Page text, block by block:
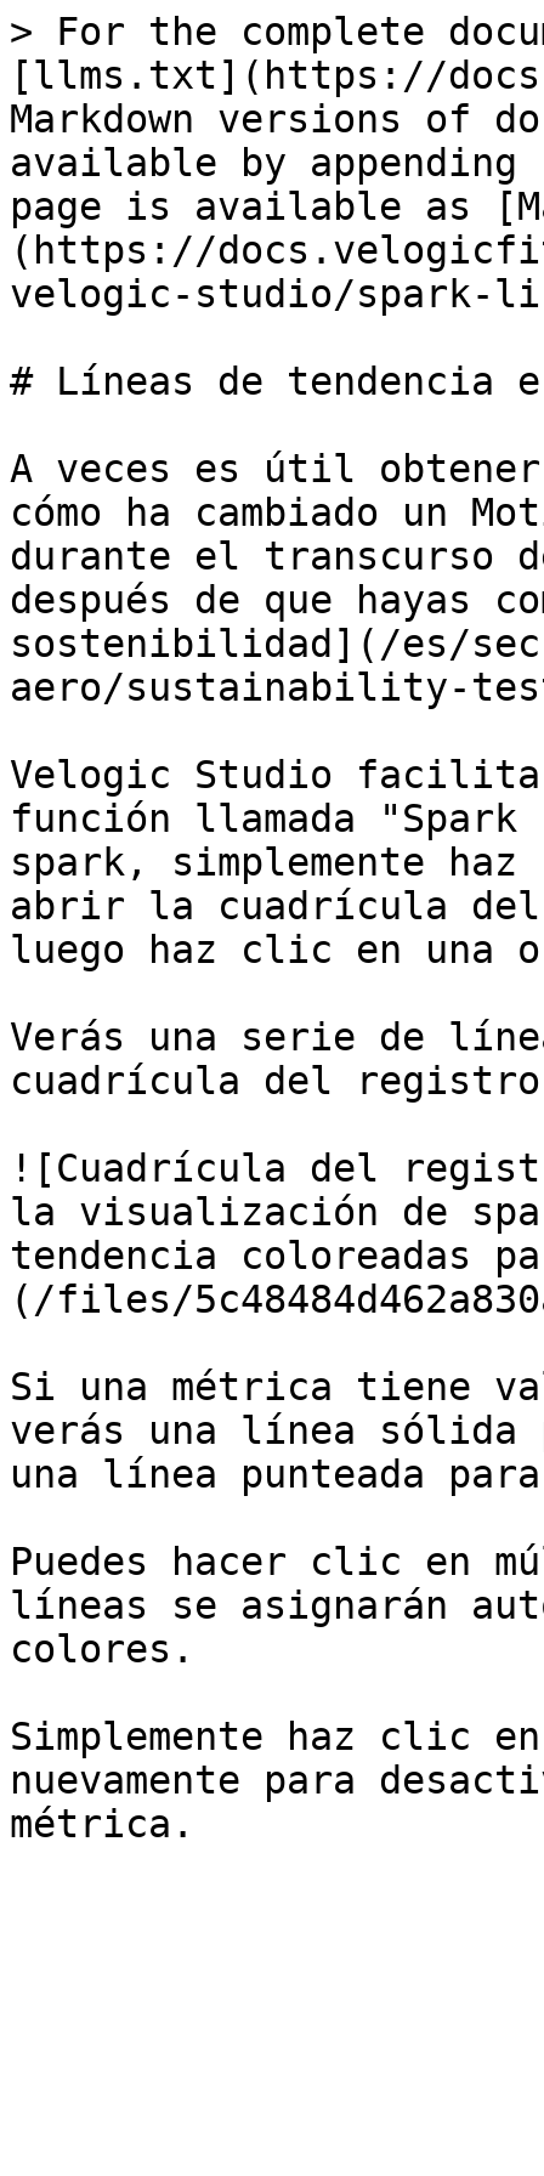
> For the complete
[llms.txt](https://
Markdown versions of
available by
page is available as
(https://
velogic-studio/spark-
# Líneas de tendencia
A veces es útil
cómo ha cambiado un
durante el transcurso
después de que hayas
sostenibilidad](/es/
aero/sustainability-
Velogic Studio facilita
función llamada
spark, simplemente haz
abrir la cuadrícula
luego haz clic en una
Verás una serie de
cuadrícula del
![Cuadrícula del
la visualización de
tendencia coloreadas
(/files/
Si una métrica tiene
verás una línea
una línea punteada
Puedes hacer clic en
líneas se asignarán
colores.
Simplemente haz clic
nuevamente para